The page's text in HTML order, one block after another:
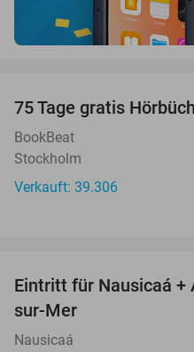
75 Tage gratis
BookBeat
Stockholm
Verkauft: 39.306
Eintritt für Nausicaá +
sur-Mer
Nausicaá